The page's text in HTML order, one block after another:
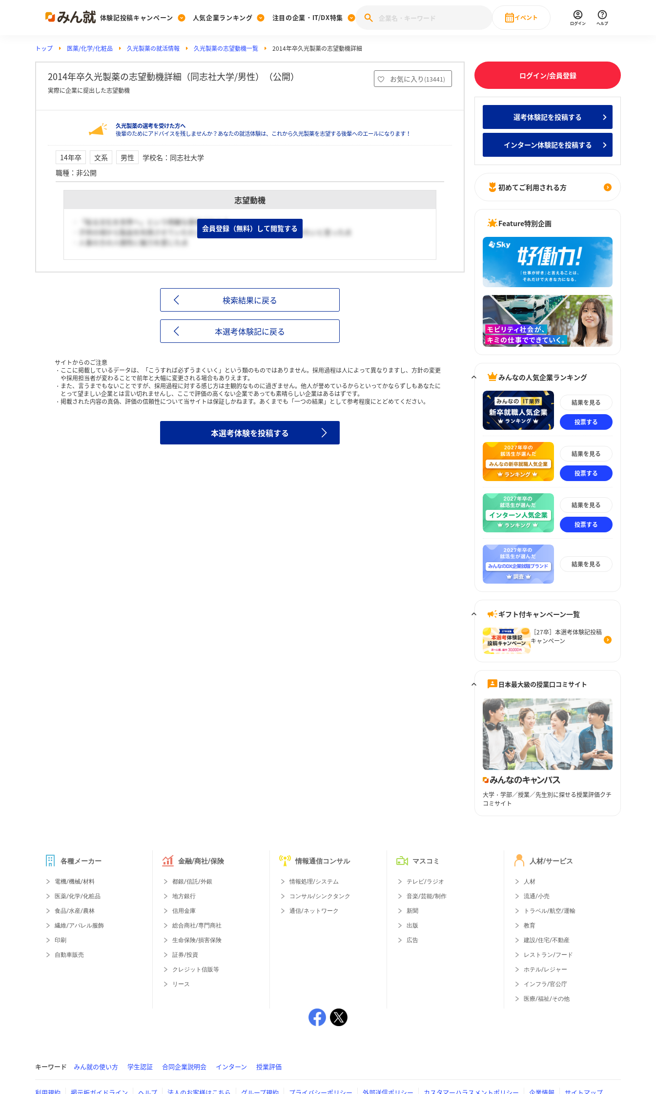
体験記投稿キャンペーン
Post
投稿する
[27卒] 本選考体験記投稿キャンペーン
人気企業ランキング
Ranking
ランキングを見る
みんなのDX企業就職ブランド調査
Vote
投票する
みんなの新卒就職人気企業ランキング みんなのインターン人気企業ランキ
注目の企業・IT/DX特集
PickUp
注目の企業特集
28卒 IT・DX現場社員インタビュー
イベント
直近のイベント一覧
ログイン ヘルプ
トップ 医薬/化学/化粧品 久光製薬の就活情報 久光製薬の志望動機一覧 2014年卒久光製薬の志望動機詳細
2014年卒久光製薬の志望動機詳細（同志社大学/男性）（公開） お気に入り (13441)
実際に企業に提出した志望動機
久光製薬の選考を受けた方へ
後輩のためにアドバイスを残しませんか？あなたの就活体験は、これから久光製薬を志望する後輩へのエールになります！
14年卒 文系 男性 学校名 ： 同志社大学
職種 ： 非公開
志望動機
・「貼る文化を世界へ」という明確な使命がある点
・子供の頃から製品を利用させていただいており、より多くの人々にも広めたいと思った点
・人事の方の人間性に魅力を感じた点
会員登録（無料）して閲覧する
検索結果に戻る
本選考体験記に戻る
サイトからのご注意
ここに掲載しているデータは、「こうすれば必ずうまくいく」という類のものではありません。採用過程は人によって異なりますし、方針の変更
や採用担当者が変わることで前年と大幅に変更される場合もありえます。
また、言うまでもないことですが、採用過程に対する感じ方は主観的なものに過ぎません。他人が誉めているからといってかならずしもあなたに
とって望ましい企業とは言い切れませんし、ここで評価の高くない企業であっても素晴らしい企業はあるはずです。
掲載された内容の真偽、評価の信頼性について当サイトは保証しかねます。あくまでも「一つの結果」として参考程度にとどめてください。
本選考体験を投稿する
ログイン/会員登録
選考体験記を投稿する
インターン体験記を投稿する
初めてご利用される方
Feature特別企画
みんなの人気企業ランキング
結果を見る
投票する
結果を見る
投票する
結果を見る
投票する
結果を見る
ギフト付キャンペーン一覧
［27卒］本選考体験記投稿
キャンペーン
日本最大級の授業口コミサイト
大学・学部／授業／先生別に探せる授業評価クチ
コミサイト
各種メーカー
電機/機械/材料
医薬/化学/化粧品
食品/水産/農林
繊維/アパレル服飾
印刷
自動車販売
金融/商社/保険
都銀/信託/外銀
地方銀行
信用金庫
総合商社/専門商社
生命保険/損害保険
証券/投資
クレジット信販等
リース
情報通信コンサル
情報処理/システム
コンサル/シンクタンク
通信/ネットワーク
マスコミ
テレビ/ラジオ
音楽/芸能/制作
新聞
出版
広告
人材/サービス
人材
流通/小売
トラベル/航空/運輸
教育
建設/住宅/不動産
レストラン/フード
ホテル/レジャー
インフラ/官公庁
医療/福祉/その他
キーワード みん就の使い方 学生認証 合同企業説明会 インターン 授業評価